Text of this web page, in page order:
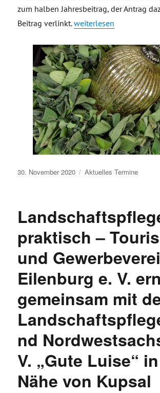
zum halben Jahresbeitrag, der Antrag
Beitrag verlinkt.„Aktion Eilenburger
weiterlesen
Veröffentlicht
30. November 2020 Aktuelles Termine
praktisch –
und
Eilenburg e. V.
gemeinsam mit
nd
V. „Gute Luise“
Nähe von Kupsal